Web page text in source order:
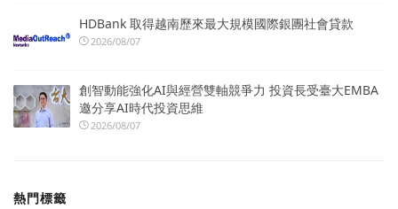
HDBank 取得越南歷來最大規模國際銀團社會貸款
2026/08/07
創智動能強化AI與經營雙軸競爭力 投資長受臺大EMBA
邀分享AI時代投資思維
2026/08/07
熱門標籤